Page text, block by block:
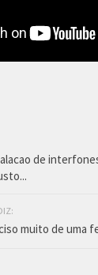
de
muito de uma